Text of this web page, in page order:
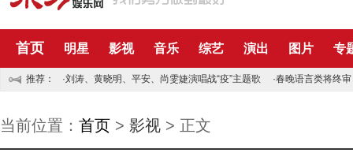
首页 明星 影视 音乐 综艺 演出 图片 专
推荐： ·刘涛、黄晓明、平安、尚雯婕演唱战“疫”主题歌 ·春晚语言类将终
当前位置： 首页 > 影视 > 正文